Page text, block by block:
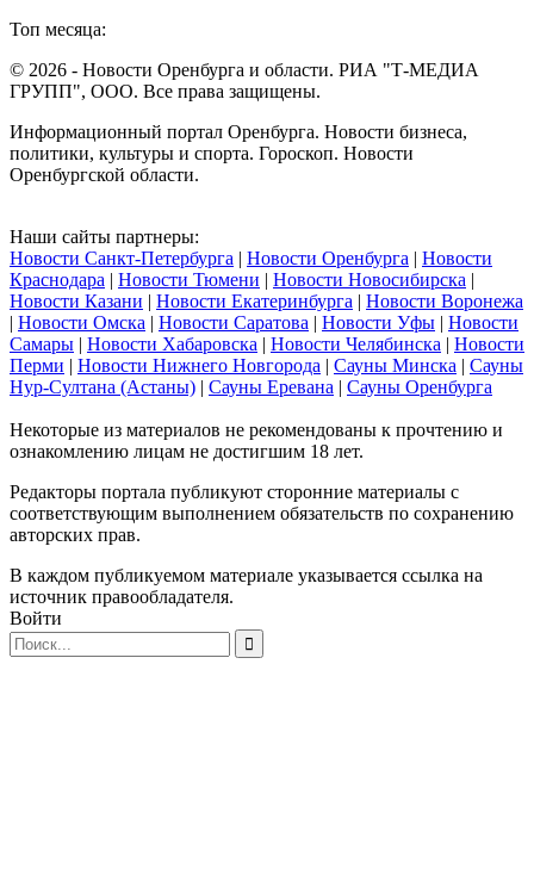
Топ месяца:
© 2026 - Новости Оренбурга и области. РИА "Т-МЕДИА
ГРУПП", ООО. Все права защищены.
Информационный портал Оренбурга. Новости бизнеса,
политики, культуры и спорта. Гороскоп. Новости
Оренбургской области.
Наши сайты партнеры:
Новости Санкт-Петербурга | Новости Оренбурга | Новости
Краснодара | Новости Тюмени | Новости Новосибирска |
Новости Казани | Новости Екатеринбурга | Новости Воронежа
| Новости Омска | Новости Саратова | Новости Уфы | Новости
Самары | Новости Хабаровска | Новости Челябинска | Новости
Перми | Новости Нижнего Новгорода | Сауны Минска | Сауны
Нур-Султана (Астаны) | Сауны Еревана | Сауны Оренбурга
Некоторые из материалов не рекомендованы к прочтению и
ознакомлению лицам не достигшим 18 лет.
Редакторы портала публикуют сторонние материалы с
соответствующим выполнением обязательств по сохранению
авторских прав.
В каждом публикуемом материале указывается ссылка на
источник правообладателя.
Войти